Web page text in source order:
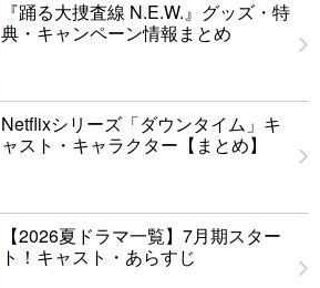
『踊る大捜査線 N.E.W.』グッズ・特
典・キャンペーン情報まとめ
Netflixシリーズ「ダウンタイム」キ
ャスト・キャラクター【まとめ】
【2026夏ドラマ一覧】7月期スター
ト！キャスト・あらすじ